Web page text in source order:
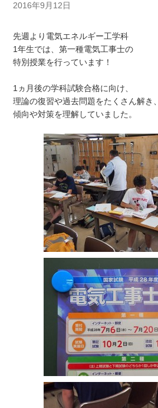
2016年9月12日
先週より電気エネルギー工学科
1年生では、第一種電気工事士の
特別授業を行っています！
1ヵ月後の学科試験合格に向け、
理論の復習や過去問題をたくさん解き、
傾向や対策を理解していました。